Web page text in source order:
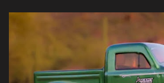
différentes. Cet article explore en
différences entre le X-Maxx et le XRT.
est souvent la première chose que l'on
RC. Le X-Maxx est un monster truck,
truggy. Cela se traduit par des